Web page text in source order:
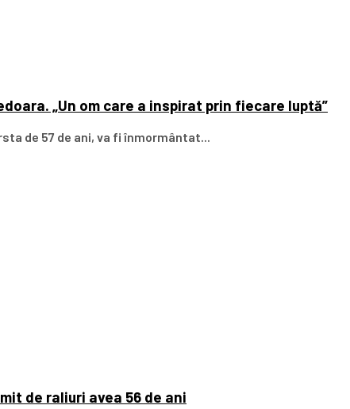
„Un om care a inspirat prin fiecare luptă”
de 57 de ani, va fi înmormântat...
de raliuri avea 56 de ani